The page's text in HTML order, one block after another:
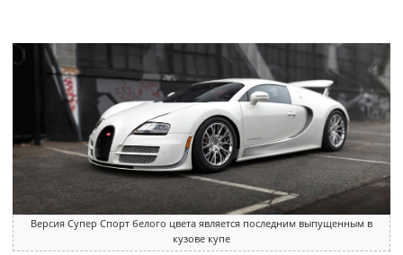
Версия Супер Спорт белого цвета является последним выпущенным в
кузове купе